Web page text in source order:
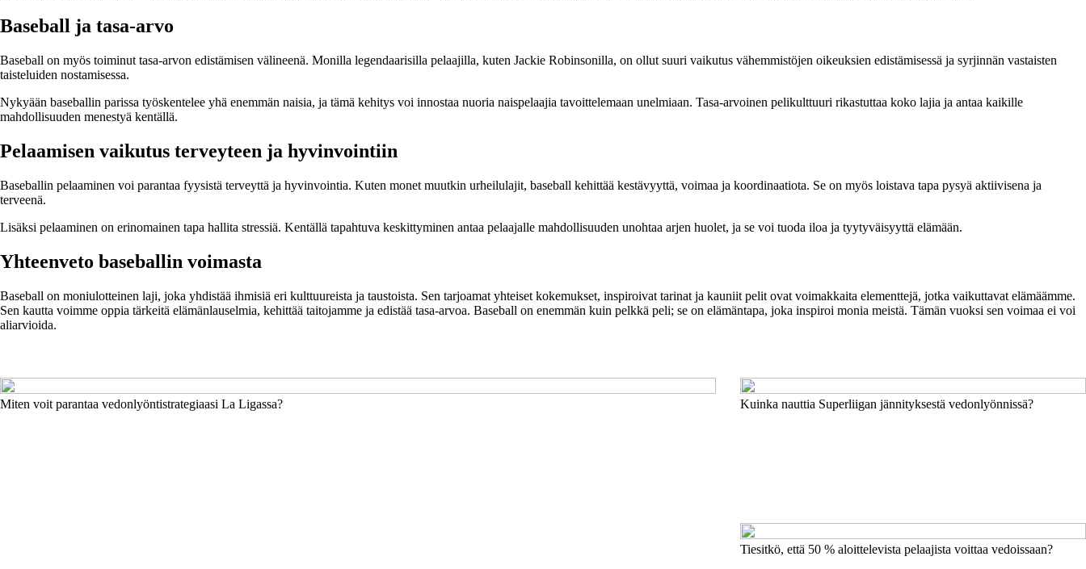
Baseball ja tasa-arvo
Baseball on myös toiminut tasa-arvon edistämisen välineenä. Monilla legendaarisilla pelaajilla, kuten Jackie Robinsonilla, on ollut suuri vaikutus vähemmistöjen oikeuksien edistämisessä ja syrjinnän vastaisten
taisteluiden nostamisessa.
Nykyään baseballin parissa työskentelee yhä enemmän naisia, ja tämä kehitys voi innostaa nuoria naispelaajia tavoittelemaan unelmiaan. Tasa-arvoinen pelikulttuuri rikastuttaa koko lajia ja antaa kaikille
mahdollisuuden menestyä kentällä.
Pelaamisen vaikutus terveyteen ja hyvinvointiin
Baseballin pelaaminen voi parantaa fyysistä terveyttä ja hyvinvointia. Kuten monet muutkin urheilulajit, baseball kehittää kestävyyttä, voimaa ja koordinaatiota. Se on myös loistava tapa pysyä aktiivisena ja
terveenä.
Lisäksi pelaaminen on erinomainen tapa hallita stressiä. Kentällä tapahtuva keskittyminen antaa pelaajalle mahdollisuuden unohtaa arjen huolet, ja se voi tuoda iloa ja tyytyväisyyttä elämään.
Yhteenveto baseballin voimasta
Baseball on moniulotteinen laji, joka yhdistää ihmisiä eri kulttuureista ja taustoista. Sen tarjoamat yhteiset kokemukset, inspiroivat tarinat ja kauniit pelit ovat voimakkaita elementtejä, jotka vaikuttavat elämäämme.
Sen kautta voimme oppia tärkeitä elämänlauselmia, kehittää taitojamme ja edistää tasa-arvoa. Baseball on enemmän kuin pelkkä peli; se on elämäntapa, joka inspiroi monia meistä. Tämän vuoksi sen voimaa ei voi
aliarvioida.
Miten voit parantaa vedonlyöntistrategiaasi La Ligassa? Kuinka nauttia Superliigan jännityksestä vedonlyönnissä?
Tiesitkö, että 50 % aloittelevista pelaajista voittaa vedoissaan?